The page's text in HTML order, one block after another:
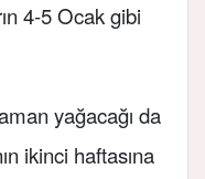
4-5 Ocak gibi
yağacağı da
ikinci haftasına